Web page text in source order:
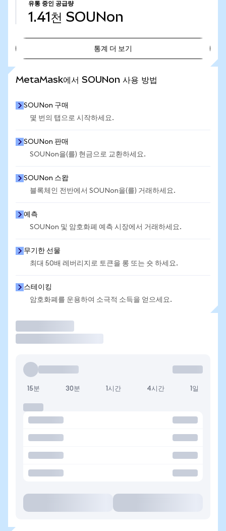
유통 중인 공급량
1.41천 SOUNon
통계 더 보기
MetaMask에서 SOUNon 사용 방법
SOUNon 구매
몇 번의 탭으로 시작하세요.
SOUNon 판매
SOUNon을(를) 현금으로 교환하세요.
SOUNon 스왑
블록체인 전반에서 SOUNon을(를) 거래하세요.
예측
SOUNon 및 암호화폐 예측 시장에서 거래하세요.
무기한 선물
최대 50배 레버리지로 토큰을 롱 또는 숏 하세요.
스테이킹
암호화폐를 운용하여 소극적 소득을 얻으세요.
15분 30분 1시간 4시간 1일